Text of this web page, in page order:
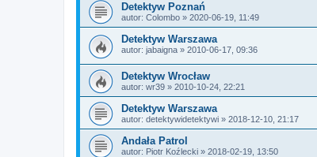
Detektyw Poznań
autor: Colombo » 2020-06-19, 11:49
Detektyw Warszawa
autor: jabaigna » 2010-06-17, 09:36
Detektyw Wrocław
autor: wr39 » 2010-10-24, 22:21
Detektyw Warszawa
autor: detektywidetektywi » 2018-12-10, 21:17
Andała Patrol
autor: Piotr Koźlecki » 2018-02-19, 13:50